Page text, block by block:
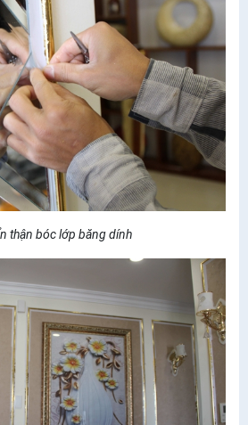
thận bóc lớp băng dính